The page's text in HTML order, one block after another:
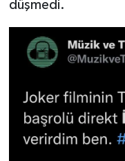
düşmedi.